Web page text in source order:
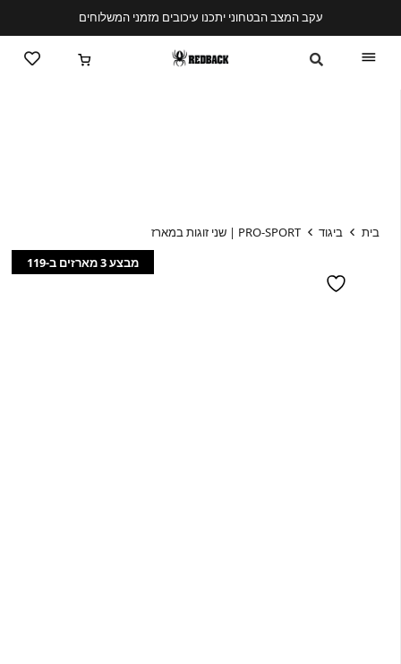
עקב המצב הבטחוני יתכנו עיכובים מזמני המשלוחים
בית ביגוד
PRO-SPORT | שני זוגות במארז
מבצע 3 מארזים ב-119